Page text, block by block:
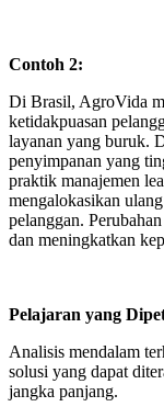
Contoh 2:
Di Brasil, AgroVida
ketidakpuasan
layanan yang buruk.
penyimpanan yang
praktik manajemen
mengalokasikan
pelanggan.
dan meningkatkan
Pelajaran yang
Analisis mendalam
solusi yang dapat
jangka panjang.